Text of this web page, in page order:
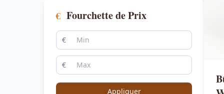
€ Fourchette de Prix
€
€
Appliquer